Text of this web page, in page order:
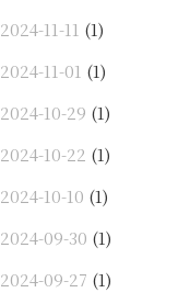
2024-11-11 (1)
2024-11-01 (1)
2024-10-29 (1)
2024-10-22 (1)
2024-10-10 (1)
2024-09-30 (1)
2024-09-27 (1)